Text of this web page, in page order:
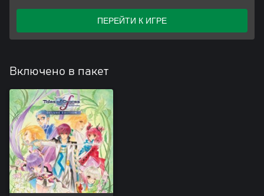
ПЕРЕЙТИ К ИГРЕ
Включено в пакет